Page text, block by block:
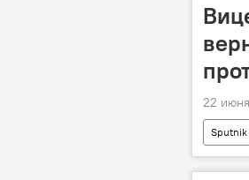
22